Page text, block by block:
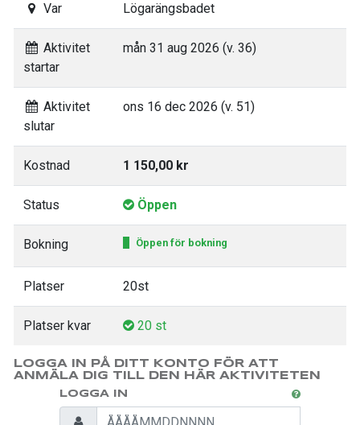
Var Lögarängsbadet
Aktivitet
startar
mån 31 aug 2026 (v. 36)
Aktivitet
slutar
ons 16 dec 2026 (v. 51)
Kostnad 1 150,00 kr
Status Öppen
Bokning Öppen för bokning
Platser 20st
Platser kvar 20 st
LOGGA IN PÅ DITT KONTO FÖR ATT
ANMÄLA DIG TILL DEN HÄR AKTIVITETEN
LOGGA IN
Personnummer